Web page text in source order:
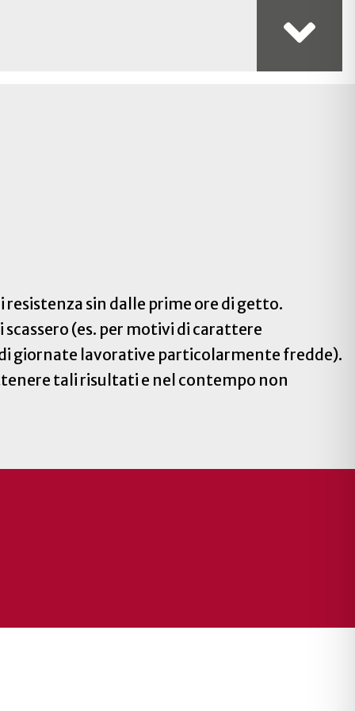
sin dalle prime ore di getto.
(es. per motivi di carattere
giornate lavorative particolarmente fredde).
tali risultati e nel contempo non